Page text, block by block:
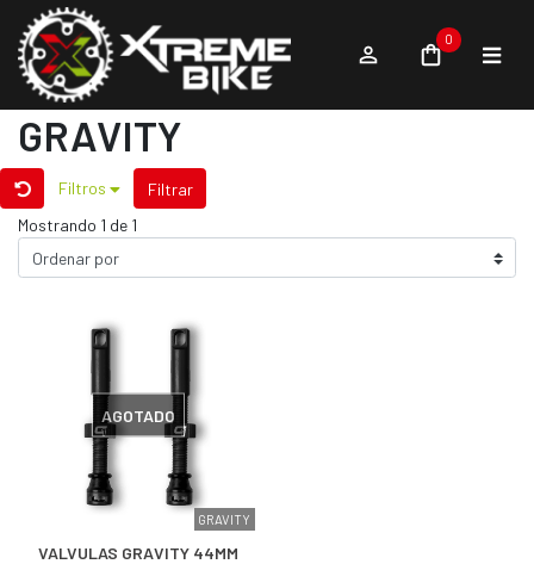
0
GRAVITY
Filtros
Filtrar
Mostrando 1 de 1
GRAVITY
AGOTADO
VALVULAS GRAVITY 44MM